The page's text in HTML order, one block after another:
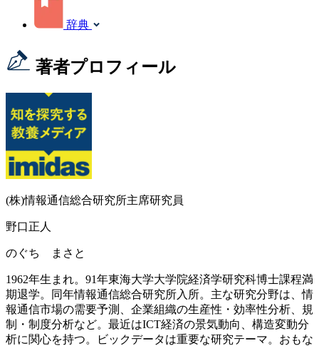
辞典
著者プロフィール
(株)情報通信総合研究所主席研究員
野口正人
のぐち まさと
1962年生まれ。91年東海大学大学院経済学研究科博士課程満
期退学。同年情報通信総合研究所入所。主な研究分野は、情
報通信市場の需要予測、企業組織の生産性・効率性分析、規
制・制度分析など。最近はICT経済の景気動向、構造変動分
析に関心を持つ。ビックデータは重要な研究テーマ。おもな